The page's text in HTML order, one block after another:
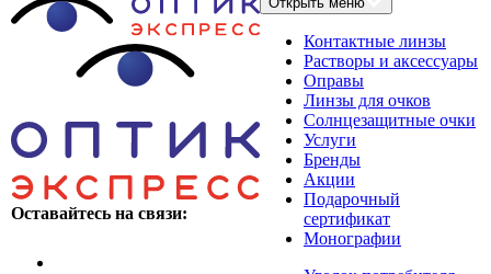
Оставайтесь на связи:
Контактные линзы
Растворы и аксессуары
Оправы
Линзы для очков
Солнцезащитные очки
Услуги
Бренды
Акции
Подарочный
сертификат
Монографии